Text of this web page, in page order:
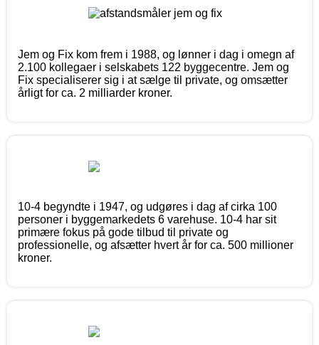
Jem og Fix kom frem i 1988, og lønner i dag i omegn af
2.100 kollegaer i selskabets 122 byggecentre. Jem og
Fix specialiserer sig i at sælge til private, og omsætter
årligt for ca. 2 milliarder kroner.
10-4 begyndte i 1947, og udgøres i dag af cirka 100
personer i byggemarkedets 6 varehuse. 10-4 har sit
primære fokus på gode tilbud til private og
professionelle, og afsætter hvert år for ca. 500 millioner
kroner.